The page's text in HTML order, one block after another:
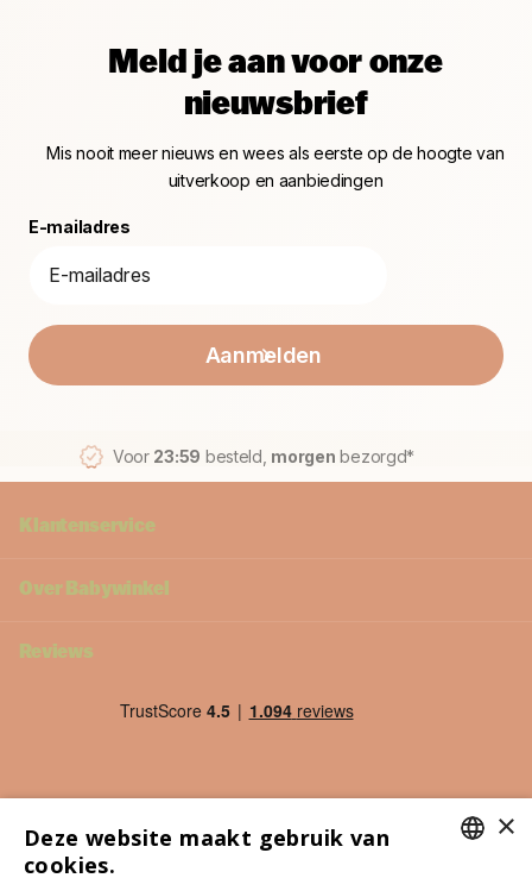
Meld je aan voor onze
nieuwsbrief
Mis nooit meer nieuws en wees als eerste op de hoogte van
uitverkoop en aanbiedingen
E-mailadres
Aanmelden
Voor 23:59 besteld, morgen bezorgd*
Klantenservice
Over Babywinkel
Reviews
×
Deze website maakt gebruik van
cookies.